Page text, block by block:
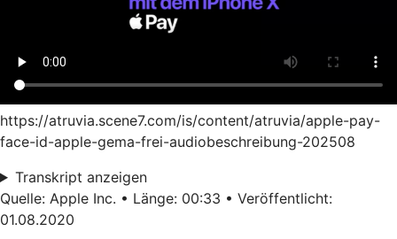
https://atruvia.scene7.com/is/content/atruvia/apple-pay-
face-id-apple-gema-frei-audiobeschreibung-202508
Transkript anzeigen
Quelle: Apple Inc. • Länge: 00:33 • Veröffentlicht:
01.08.2020